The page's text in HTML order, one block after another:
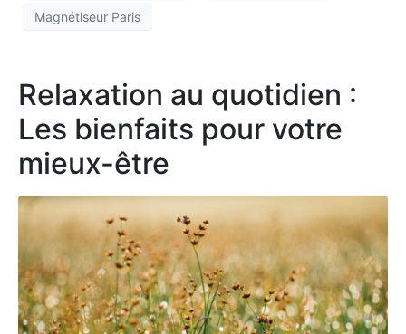
Magnétiseur Paris
Relaxation au quotidien :
Les bienfaits pour votre
mieux-être